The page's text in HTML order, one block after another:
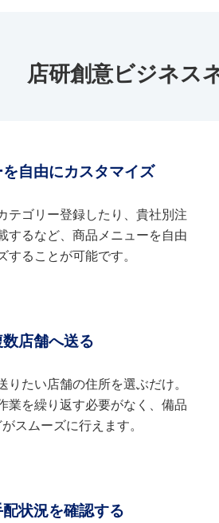
店研創意ビジネス
自由にカスタマイズ
テゴリー登録したり、貴社別注
するなど、商品メニューを自由
することが可能です。
店舗へ送る
りたい店舗の住所を選ぶだけ。
業を繰り返す必要がなく、備品
スムーズに行えます。
状況を確認する